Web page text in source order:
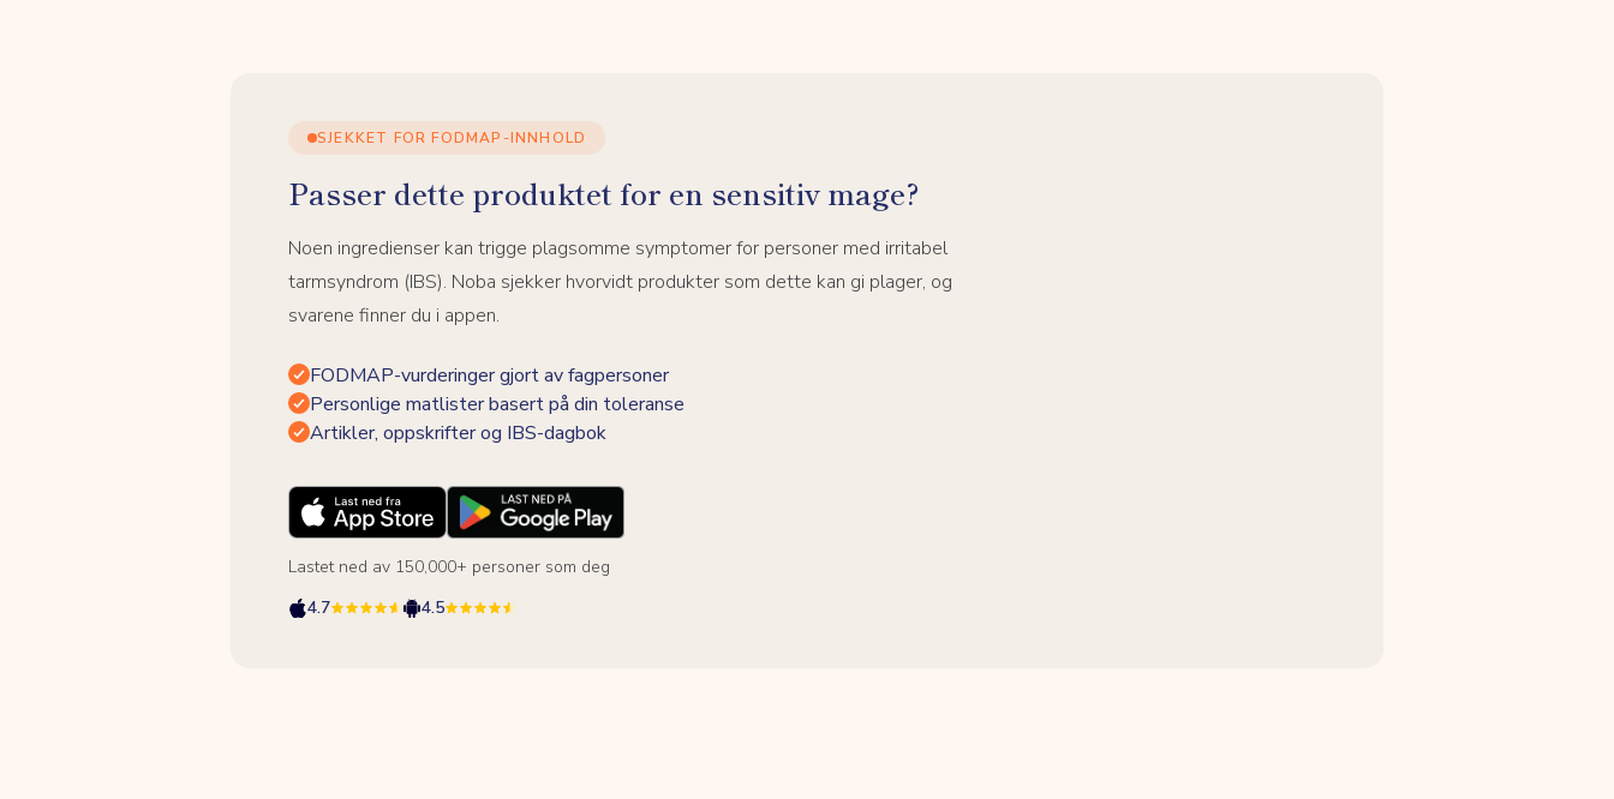
SJEKKET FOR FODMAP-INNHOLD
Passer dette produktet for en sensitiv mage?
Noen ingredienser kan trigge plagsomme symptomer for personer med irritabel
tarmsyndrom (IBS). Noba sjekker hvorvidt produkter som dette kan gi plager, og
svarene finner du i appen.
FODMAP-vurderinger gjort av fagpersoner
Personlige matlister basert på din toleranse
Artikler, oppskrifter og IBS-dagbok
Lastet ned av 150,000+ personer som deg
4.7
4.5